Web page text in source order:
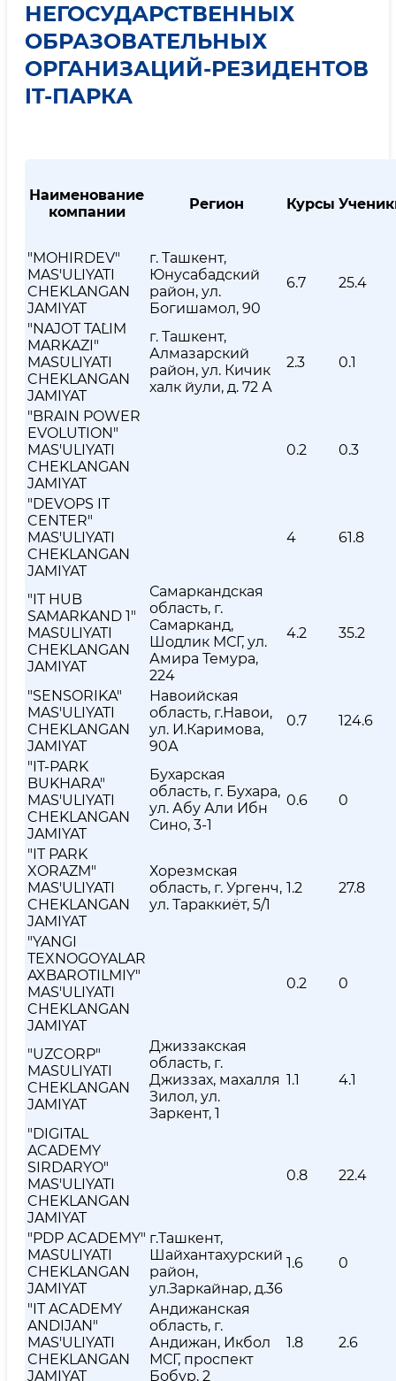
НЕГОСУДАРСТВЕННЫХ
ОБРАЗОВАТЕЛЬНЫХ
ОРГАНИЗАЦИЙ-РЕЗИДЕНТОВ
IT-ПАРКА
Наименование
компании
Регион Курсы
"MOHIRDEV"
MAS'ULIYATI
CHEKLANGAN
JAMIYAT
г. Ташкент,
Юнусабадский
район, ул.
Богишамол, 90
6.7 25.4
"NAJOT TA`LIM
MARKAZI"
MAS`ULIYATI
CHEKLANGAN
JAMIYAT
г. Ташкент,
Алмазарский
район, ул. Кичик
халк йули, д. 72 А
2.3 0.1
"BRAIN POWER
EVOLUTION"
MAS'ULIYATI
CHEKLANGAN
JAMIYAT
0.2 0.3
"DEVOPS IT
CENTER"
MAS'ULIYATI
CHEKLANGAN
JAMIYAT
4 61.8
"IT HUB
SAMARKAND 1"
MAS`ULIYATI
CHEKLANGAN
JAMIYAT
Самаркандская
область, г.
Самарканд,
Шодлик МСГ, ул.
Амира Темура,
224
4.2 35.2
"SENSORIKA"
MAS'ULIYATI
CHEKLANGAN
JAMIYAT
Навоийская
область, г.Навои,
ул. И.Каримова,
90А
0.7 124.6
"IT-PARK
BUKHARA"
MAS'ULIYATI
CHEKLANGAN
JAMIYAT
Бухарская
область, г. Бухара,
ул. Абу Али Ибн
Сино, 3-1
0.6 0
"IT PARK
XORAZM"
MAS'ULIYATI
CHEKLANGAN
JAMIYAT
Хорезмская
область, г. Ургенч,
ул. Тараккиёт, 5/1
1.2 27.8
"YANGI
TEXNOGOYALAR
AXBAROTILMIY"
MAS'ULIYATI
CHEKLANGAN
JAMIYAT
0.2 0
"UZCORP"
MAS`ULIYATI
CHEKLANGAN
JAMIYAT
Джиззакская
область, г.
Джиззах, махалля
Зилол, ул.
Заркент, 1
1.1 4.1
"DIGITAL
ACADEMY
SIRDARYO"
MAS'ULIYATI
CHEKLANGAN
JAMIYAT
0.8 22.4
"PDP ACADEMY"
MAS`ULIYATI
CHEKLANGAN
JAMIYAT
г.Ташкент,
Шайхантахурский
район,
ул.Заркайнар, д.36
1.6 0
"IT ACADEMY
ANDIJAN"
MAS'ULIYATI
CHEKLANGAN
JAMIYAT
Андижанская
область, г.
Андижан, Икбол
МСГ, проспект
Бобур, 2
1.8 2.6